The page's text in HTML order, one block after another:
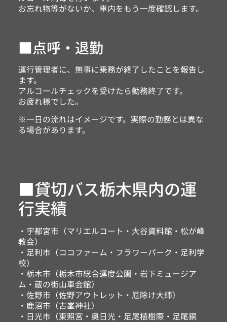
お忘れ物等がないか、車内をもう一度確認します。​​
■点呼・退勤
運行管理者に、無事に乗務が終了したことを報告し
ます。​​
アルコールチェックを受けたら勤務終了です。
お疲れ様でした。
※一日の流れはイメージです。実際の勤務とは異な
る場合があります。
■貸切バス栃木県内の運
行実績
・宇都宮市（マリエルコート・大谷資料館・松が峰
教会）
・足利市（ココファーム・フラワーパーク・足利学
校）
・栃木市（栃木市総合運度公園・岩下ミュージア
ム・蔵の街山車会館）
・佐野市（佐野アウトレット・厄除け大師）
・鹿沼市（古峯神社）
・日光市（東照宮・奥日光・足尾植樹際・足尾銅